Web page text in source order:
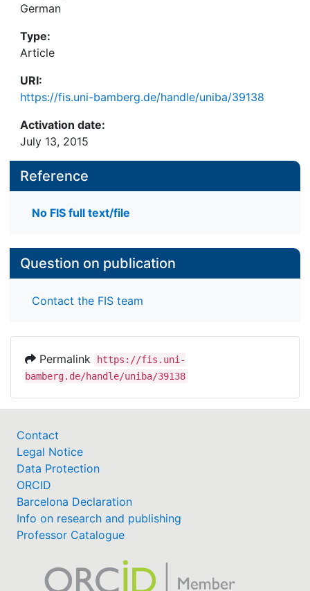
German
Type:
Article
URI:
https://fis.uni-bamberg.de/handle/uniba/39138
Activation date:
July 13, 2015
Reference
No FIS full text/file
Question on publication
Contact the FIS team
Permalink
https://fis.uni-
bamberg.de/handle/uniba/39138
Contact
Legal Notice
Data Protection
ORCID
Barcelona Declaration
Info on research and publishing
Professor Catalogue